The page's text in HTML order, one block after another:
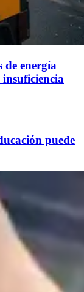
de energía
puede